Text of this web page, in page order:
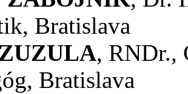
Bratislava
, RNDr.,
Bratislava